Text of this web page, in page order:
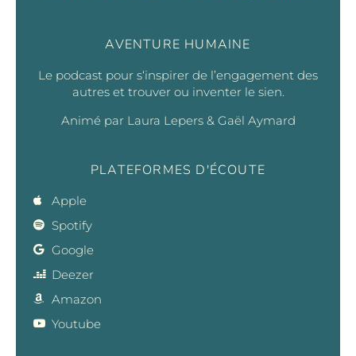
AVENTURE HUMAINE
Le podcast pour s‘inspirer de l’engagement des
autres et trouver ou inventer le sien.
Animé par Laura Lepers & Gaël Aymard
PLATEFORMES D'ÉCOUTE
Apple
Spotify
Google
Deezer
Amazon
Youtube